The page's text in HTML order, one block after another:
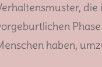
haben,